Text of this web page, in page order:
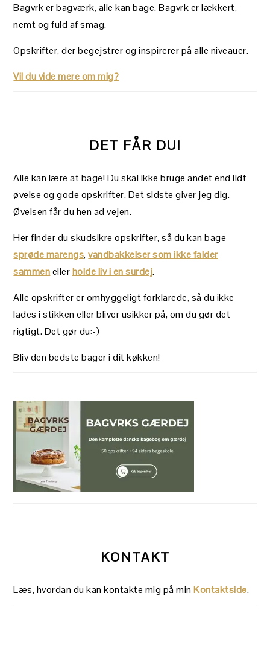
Bagvrk er bagværk, alle kan bage. Bagvrk er lækkert,
nemt og fuld af smag.
Opskrifter, der begejstrer og inspirerer på alle niveauer.
Vil du vide mere om mig?
DET FÅR DU!
Alle kan lære at bage! Du skal ikke bruge andet end lidt
øvelse og gode opskrifter. Det sidste giver jeg dig.
Øvelsen får du hen ad vejen.
Her finder du skudsikre opskrifter, så du kan bage
sprøde marengs,vandbakkelser som ikke falder
sammenellerholde liv i en surdej.
Alle opskrifter er omhyggeligt forklarede, så du ikke
lades i stikken eller bliver usikker på, om du gør det
rigtigt. Det gør du:-)
Bliv den bedste bager i dit køkken!
KONTAKT
Læs, hvordan du kan kontakte mig på minKontaktside.